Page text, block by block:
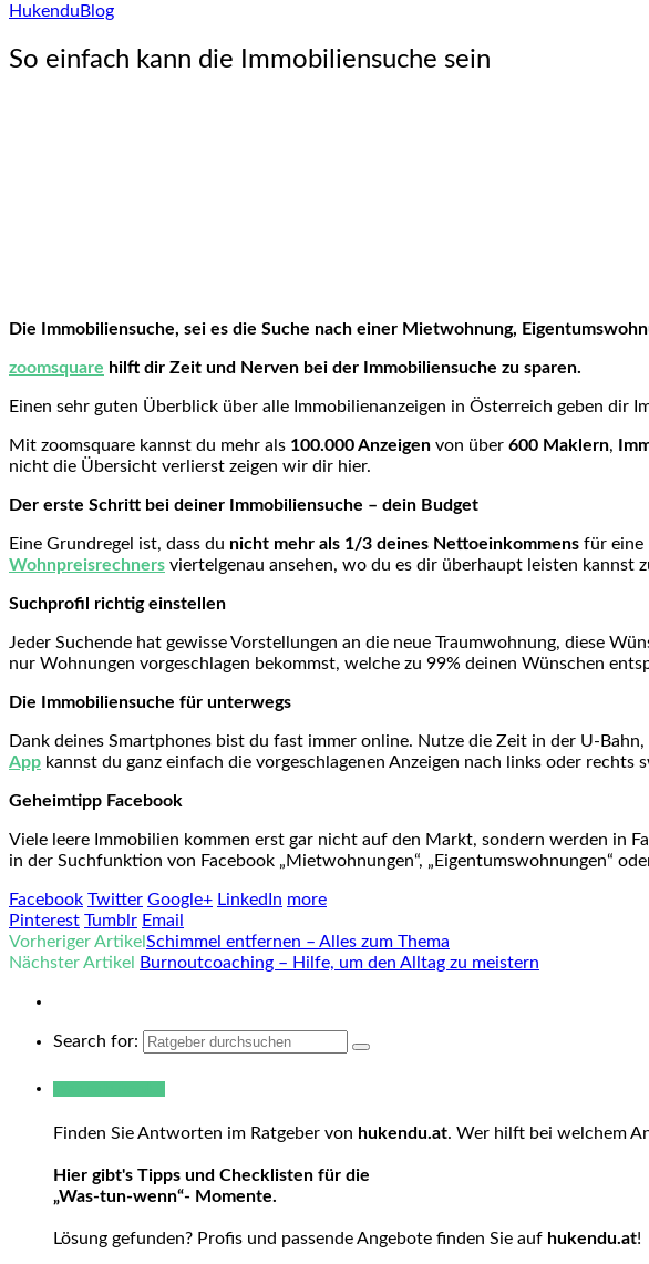
Hukendu Blog
So einfach kann die Immobiliensuche sein
Die Immobiliensuche, sei es die Suche nach einer Mietwohnung,
zoomsquare hilft dir Zeit und Nerven bei der Immobiliensuche zu sparen.
Einen sehr guten Überblick über alle Immobilienanzeigen in Österreich geben dir
Mit zoomsquare kannst du mehr als 100.000 Anzeigen von über 600 Maklern,
nicht die Übersicht verlierst zeigen wir dir hier.
Der erste Schritt bei deiner Immobiliensuche – dein Budget
Eine Grundregel ist, dass du nicht mehr als 1/3 deines Nettoeinkommens für eine
Wohnpreisrechners viertelgenau ansehen, wo du es dir überhaupt leisten kannst
Suchprofil richtig einstellen
Jeder Suchende hat gewisse Vorstellungen an die neue Traumwohnung, diese
nur Wohnungen vorgeschlagen bekommst, welche zu 99% deinen Wünschen
Die Immobiliensuche für unterwegs
Dank deines Smartphones bist du fast immer online. Nutze die Zeit in der U-
App kannst du ganz einfach die vorgeschlagenen Anzeigen nach links oder
Geheimtipp Facebook
Viele leere Immobilien kommen erst gar nicht auf den Markt, sondern werden in
in der Suchfunktion von Facebook „Mietwohnungen“, „Eigentumswohnungen“
Facebook Twitter Google+ LinkedIn more
Pinterest Tumblr Email
Vorheriger Artikel Schimmel entfernen – Alles zum Thema
Nächster Artikel
Burnoutcoaching – Hilfe, um den Alltag zu meistern
Search for:
Finden Sie Antworten im Ratgeber von hukendu.at. Wer hilft bei welchem
Hier gibt's Tipps und Checklisten für die
„Was-tun-wenn“- Momente.
Lösung gefunden? Profis und passende Angebote finden Sie auf hukendu.at!